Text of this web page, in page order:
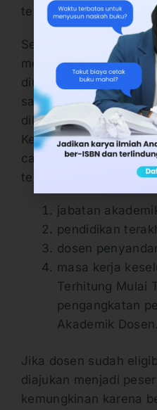
tersebut.
Selain itu, perguruan
memiliki batasan
diusulkan menjadi
saat ada lebih banyak
dilakukan eliminasi.
Kemdiktisaintek
calon peserta serdos.
tersebut di tahun 2026
jabatan
pendidikan
dosen
masa kerja
Terhitung Mulai
pengangkatan
Akademik Dosen.
Jika dosen sudah
diajukan menjadi
kemungkinan karena